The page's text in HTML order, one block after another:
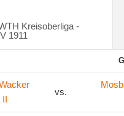
Kreisoberliga -
1911
II
vs.